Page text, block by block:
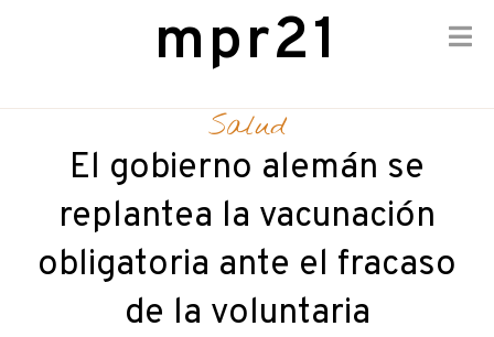
mpr21
Salud
El gobierno alemán se
replantea la vacunación
obligatoria ante el fracaso
de la voluntaria